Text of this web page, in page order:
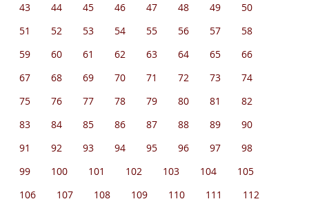
43
44 45 46 47 48 49
50
51
52 53 54 55 56 57
58
59
60 61 62 63 64 65
66
67
68 69 70 71 72 73
74
75
76 77 78 79 80 81
82
83
84 85 86 87 88 89
90
91
92 93 94 95 96 97
98
99
100 101 102 103 104
105
106
107 108 109 110 111
112